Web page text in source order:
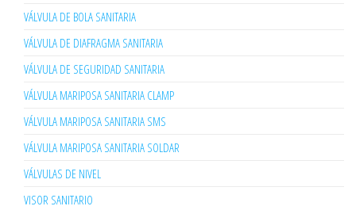
VÁLVULA DE BOLA SANITARIA
VÁLVULA DE DIAFRAGMA SANITARIA
VÁLVULA DE SEGURIDAD SANITARIA
VÁLVULA MARIPOSA SANITARIA CLAMP
VÁLVULA MARIPOSA SANITARIA SMS
VÁLVULA MARIPOSA SANITARIA SOLDAR
VÁLVULAS DE NIVEL
VISOR SANITARIO